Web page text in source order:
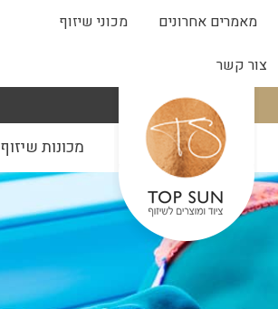
מאמרים אחרונים
מכוני שיזוף
צור קשר
מכונות שיזוף